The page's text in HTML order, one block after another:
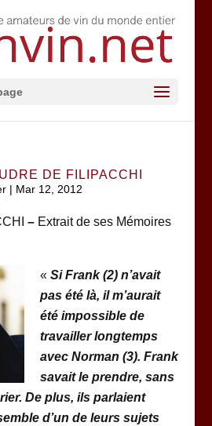
DE FILIPACCHI
| Mar 12, 2012
– Extrait de ses Mémoires
« Si Frank (2) n’avait
pas été là, il m’aurait
été impossible de
travailler longtemps
avec Norman (3). Frank
savait le prendre, sans
De plus, ils parlaient
d’un de leurs sujets